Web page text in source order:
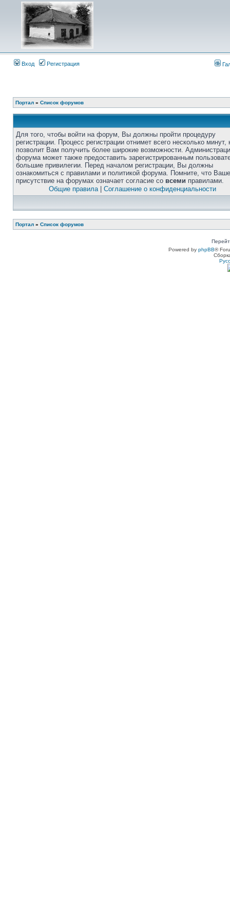
Вход Регистрация
Портал » Список форумов
Для того, чтобы войти на форум, Вы должны пройти процедуру
регистрации. Процесс регистрации отнимет всего несколько минут,
позволит Вам получить более широкие возможности.
форума может также предоставить зарегистрированным
большие привилегии. Перед началом регистрации, Вы должны
ознакомиться с правилами и политикой форума. Помните, что Ваше
присутствие на форумах означает согласие со всеми правилами.
Общие правила| Соглашение о конфиденциальности
Портал » Список форумов
Powered by phpBB®